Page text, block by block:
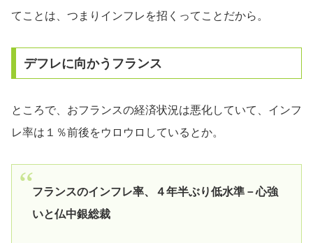
てことは、つまりインフレを招くってことだから。
デフレに向かうフランス
ところで、おフランスの経済状況は悪化していて、インフ
レ率は１％前後をウロウロしているとか。
フランスのインフレ率、４年半ぶり低水準－心強
いと仏中銀総裁